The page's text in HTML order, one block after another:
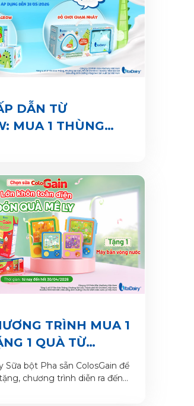
DẪN TỪ
MUA 1 THÙNG
TRÌNH MUA 1
1 QUÀ TỪ
Sữa bột Pha sẵn ColosGain để
chương trình diễn ra đến